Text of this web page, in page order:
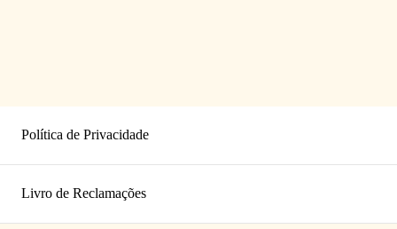
Política de Privacidade
Livro de Reclamações